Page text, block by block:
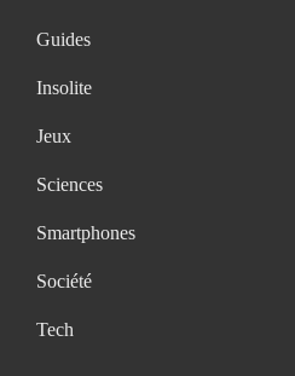
Guides
Insolite
Jeux
Sciences
Smartphones
Société
Tech